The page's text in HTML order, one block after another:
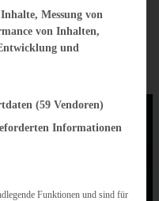
Messung von
von Inhalten,
und
(59 Vendoren)
Informationen
eine Einwilligung erteilt werden
Funktionen und sind für